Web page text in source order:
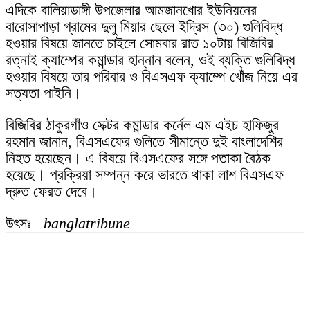
এদিকে বালিয়াডাঙ্গী উপজেলার আমজানখোর ইউনিয়নের
বারোসাপাড়া গ্রামের দুলু মিয়ার ছেলে ইদ্রিস (৩০) গুলিবিদ্ধ
হওয়ার বিষয়ে জানতে চাইলে সোমবার রাত ১০টায় বিজিবির
রত্নাই ক্যাম্পের কমান্ডার হান্নান বলেন, ওই ব্যক্তি গুলিবিদ্ধ
হওয়ার বিষয়ে তার পরিবার ও বিএসএফ ক্যাম্পে খোঁজ নিয়ে এর
সত্যতা পাইনি।
বিজিবির ঠাকুরগাঁও সেক্টর কমান্ডার কর্নেল এম এইচ হাফিজুর
রহমান জানান, বিএসএফের গুলিতে সীমান্তে দুই বাংলাদেশির
নিহত হয়েছেন। এ বিষয়ে বিএসএফের সঙ্গে পতাকা বৈঠক
হয়েছে। প্রক্রিয়া সম্পন্ন করে ভারতে থাকা লাশ বিএসএফ
দ্রুত ফেরত দেবে।
উৎসঃ banglatribune